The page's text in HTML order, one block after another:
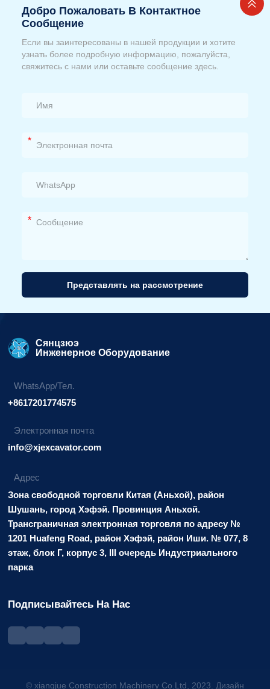
Добро Пожаловать В Контактное
Сообщение
Если вы заинтересованы в нашей продукции и хотите
узнать более подробную информацию, пожалуйста,
свяжитесь с нами или оставьте сообщение здесь.
*
*
Представлять на рассмотрение
вариант:
Сянцзюэ
Инженерное Оборудование
WhatsApp/Тел.
+8617201774575
Электронная почта
info@xjexcavator.com
Адрес
Зона свободной торговли Китая (Аньхой), район
Шушань, город Хэфэй. Провинция Аньхой.
Трансграничная электронная торговля по адресу №
1201 Huafeng Road, район Хэфэй, район Иши. № 077, 8
этаж, блок Г, корпус 3, III очередь Индустриального
парка
Подписывайтесь На Нас
© xiangjue Construction Machinery Co.Ltd, 2023. Дизайн